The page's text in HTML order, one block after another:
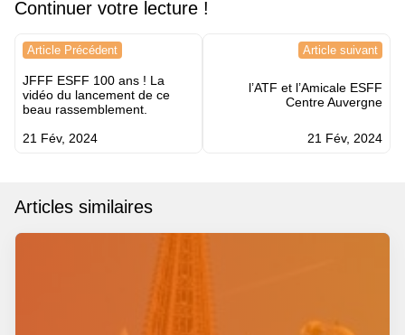
Continuer votre lecture !
Navigation
l’article
Article Précédent
JFFF ESFF 100 ans ! La
vidéo du lancement de ce
beau rassemblement.
21 Fév, 2024
Article suivant
l’ATF et l’Amicale ESFF
Centre Auvergne
21 Fév, 2024
Articles similaires